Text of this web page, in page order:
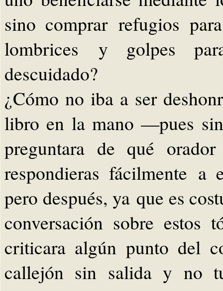
sino comprar refugios
lombrices y golpes
descuidado?
¿Cómo no iba a ser
libro en la mano —pues
preguntara de qué
respondieras fácilmente a
pero después, ya que es
conversación sobre estos
criticara algún punto del
callejón sin salida y no